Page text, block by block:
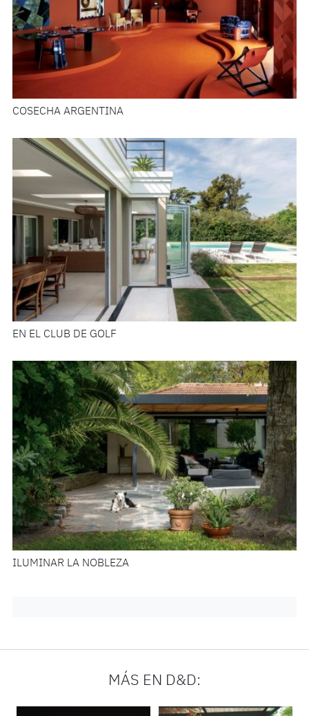
COSECHA ARGENTINA
EN EL CLUB DE GOLF
ILUMINAR LA NOBLEZA
MÁS EN D&D: